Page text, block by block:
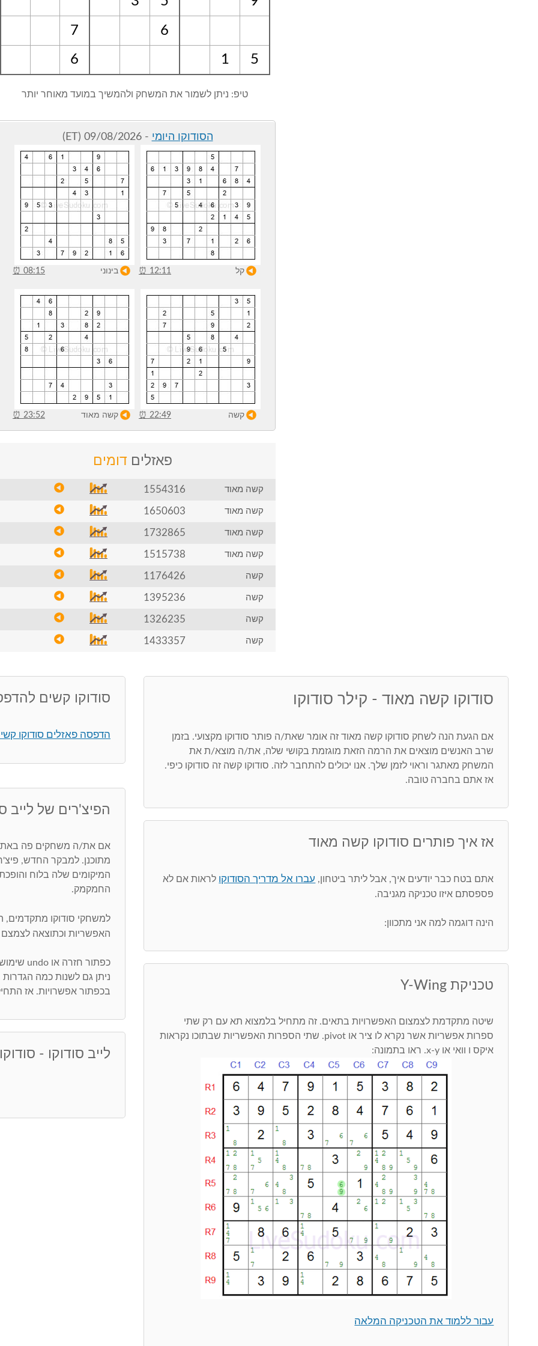
7
6
6
1 5
טיפ: ניתן לשמור את המשחק ולהמשיך במועד מאוחר יותר
הסודוקו היומי - 09/08/2026 (ET)
קל 12:11
⏰ בינוני 08:15
⏰
קשה 22:49
⏰ קשה מאוד 23:52
⏰
פאזלים דומים
קשה מאוד 1554316
קשה מאוד 1650603
קשה מאוד 1732865
קשה מאוד 1515738
קשה 1176426
קשה 1395236
קשה 1326235
קשה 1433357
סודוקו קשה מאוד - קילר סודוקו
אם הגעת הנה לשחק סודוקו קשה מאוד זה אומר שאת/ה פותר סודוקו מקצועי. בזמן
שרב האנשים מוצאים את הרמה הזאת מוגזמת בקושי שלה, את/ה מוצא/ת את
המשחק מאתגר וראוי לזמן שלך. אנו יכולים להתחבר לזה. סודוקו קשה זה סודוקו כיפי.
אז אתם בחברה טובה.
אז איך פותרים סודוקו קשה מאוד
אתם בטח כבר יודעים איך, אבל ליתר ביטחון, עברו אל מדריך הסודוקו לראות אם לא
פספסתם איזו טכניקה מגניבה.
הינה דוגמה למה אני מתכוון:
טכניקת Y-Wing
שיטה מתקדמת לצמצום האפשרויות בתאים. זה מתחיל בלמצוא תא עם רק שתי
ספרות אפשריות אשר נקרא לו ציר או pivot. שתי הספרות האפשריות שבתוכו נקראות
איקס ו וואי או x-y. ראו בתמונה:
עבור ללמוד את הטכניקה המלאה
סודוקו קשים
הדפסה פאזלים סודוקו
הפיצ'רים של לייב
אם את/ה משחקים פה
מתוכנן. למבקר החדש,
המיקומים שלה בלוח
החמקמק.
למשחקי סודוקו
האפשריות וכתוצאה
כפתור חזרה או undo שימושי ביותר. חפש/י טעויות בכפתור בדיקה
ניתן גם לשנות כמה
בכפתור אפשרויות. אז
לייב סודוקו -